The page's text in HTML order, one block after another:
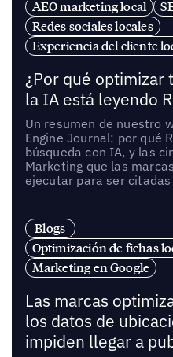
AEO marketing local
Redes sociales locales
Experiencia del cliente
¿Por qué optimizar
la IA está leyendo
Un resumen de nuestro
Engine Journal: por qué
búsqueda con IA, y las
Marketing que las
ejecutar para ser
Blogs
Optimización de fichas
Marketing en Google
Las marcas
los datos de
impiden llegar a